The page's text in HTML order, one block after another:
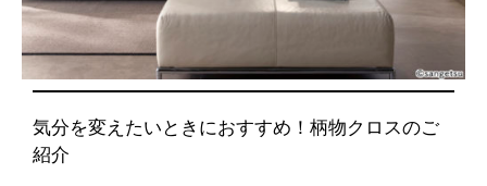
気分を変えたいときにおすすめ！柄物クロスのご
紹介